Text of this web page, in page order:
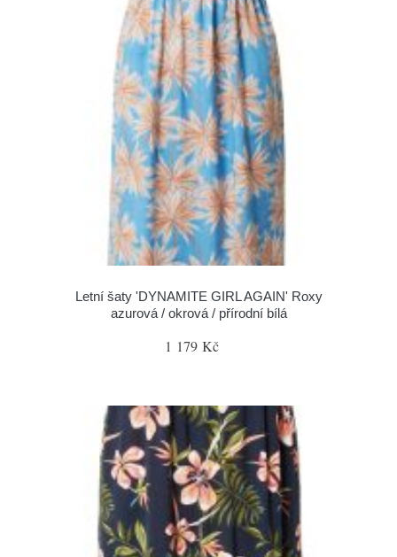
Letní šaty 'DYNAMITE GIRL AGAIN' Roxy
azurová / okrová / přírodní bílá
1 179 Kč